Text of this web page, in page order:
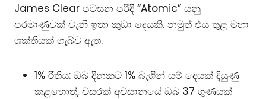
James Clear පවසන පරිදි “Atomic” යනු
පරමාණුවක් වැනි ඉතා කුඩා දෙයකි. නමුත් එය තුළ මහා
ශක්තියක් ගැබ්ව ඇත.
1% රීතිය: ඔබ දිනකට 1% බැගින් යම් දෙයක් දියුණු
කළහොත්, වසරක් අවසානයේ ඔබ 37 ගුණයක්